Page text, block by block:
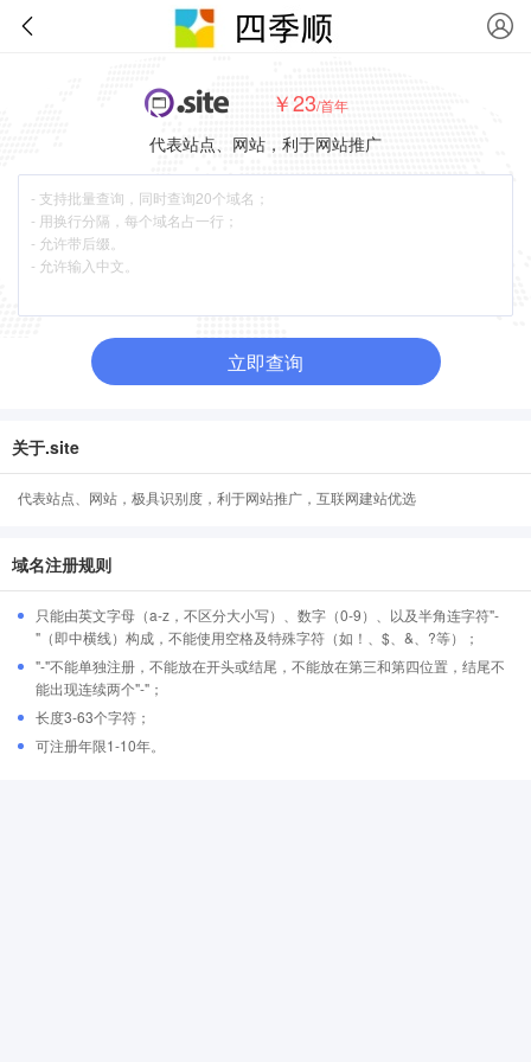
￥23/首年
代表站点、网站，利于网站推广
立即查询
关于.site
代表站点、网站，极具识别度，利于网站推广，互联网建站优选
域名注册规则
只能由英文字母（a-z，不区分大小写）、数字（0-9）、以及半角连字符"-
"（即中横线）构成，不能使用空格及特殊字符（如！、$、&、?等）；
"-"不能单独注册，不能放在开头或结尾，不能放在第三和第四位置，结尾不
能出现连续两个"-"；
长度3-63个字符；
可注册年限1-10年。